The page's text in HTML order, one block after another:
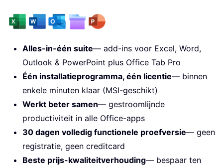
Alles-in-één suite— add-ins voor Excel, Word,
Outlook & PowerPoint plus Office Tab Pro
Één installatieprogramma, één licentie— binnen
enkele minuten klaar (MSI-geschikt)
Werkt beter samen— gestroomlijnde
productiviteit in alle Office-apps
30 dagen volledig functionele proefversie— geen
registratie, geen creditcard
Beste prijs-kwaliteitverhouding— bespaar ten